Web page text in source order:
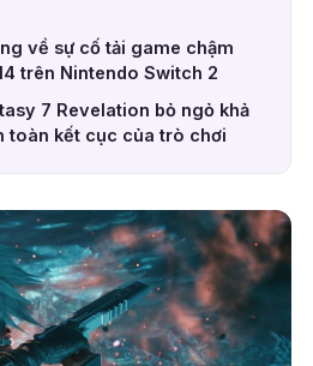
về sự cố tải game chậm
trên Nintendo Switch 2
7 Revelation bỏ ngỏ khả
toàn kết cục của trò chơi